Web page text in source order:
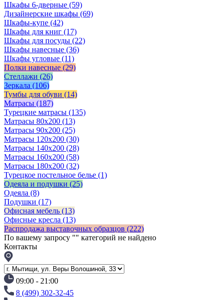
Шкафы 6-дверные (59)
Дизайнерские шкафы (69)
Шкафы-купе (42)
Шкафы для книг (17)
Шкафы для посуды (22)
Шкафы навесные (36)
Шкафы угловые (11)
Полки навесные (29)
Стеллажи (26)
Зеркала (106)
Тумбы для обуви (14)
Матрасы (187)
Турецкие матрасы (135)
Матрасы 80x200 (13)
Матрасы 90х200 (25)
Матрасы 120х200 (30)
Матрасы 140х200 (28)
Матрасы 160х200 (58)
Матрасы 180х200 (32)
Турецкое постельное белье (1)
Одеяла и подушки (25)
Одеяла (8)
Подушки (17)
Офисная мебель (13)
Офисные кресла (13)
Распродажа выставочных образцов (222)
По вашему запросу "" категорий не найдено
Контакты
09:00 - 21:00
8 (499) 302-32-45